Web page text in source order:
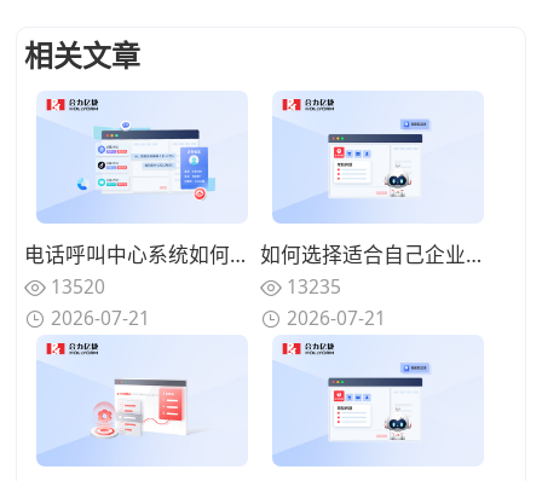
相关文章
电话呼叫中心系统如何与在线渠道融合？全触点统一路由的协同方案
13520
2026-07-21
如何选择适合自己企业的电话呼叫中心系统？功能匹配与扩展性的权衡
13235
2026-07-21